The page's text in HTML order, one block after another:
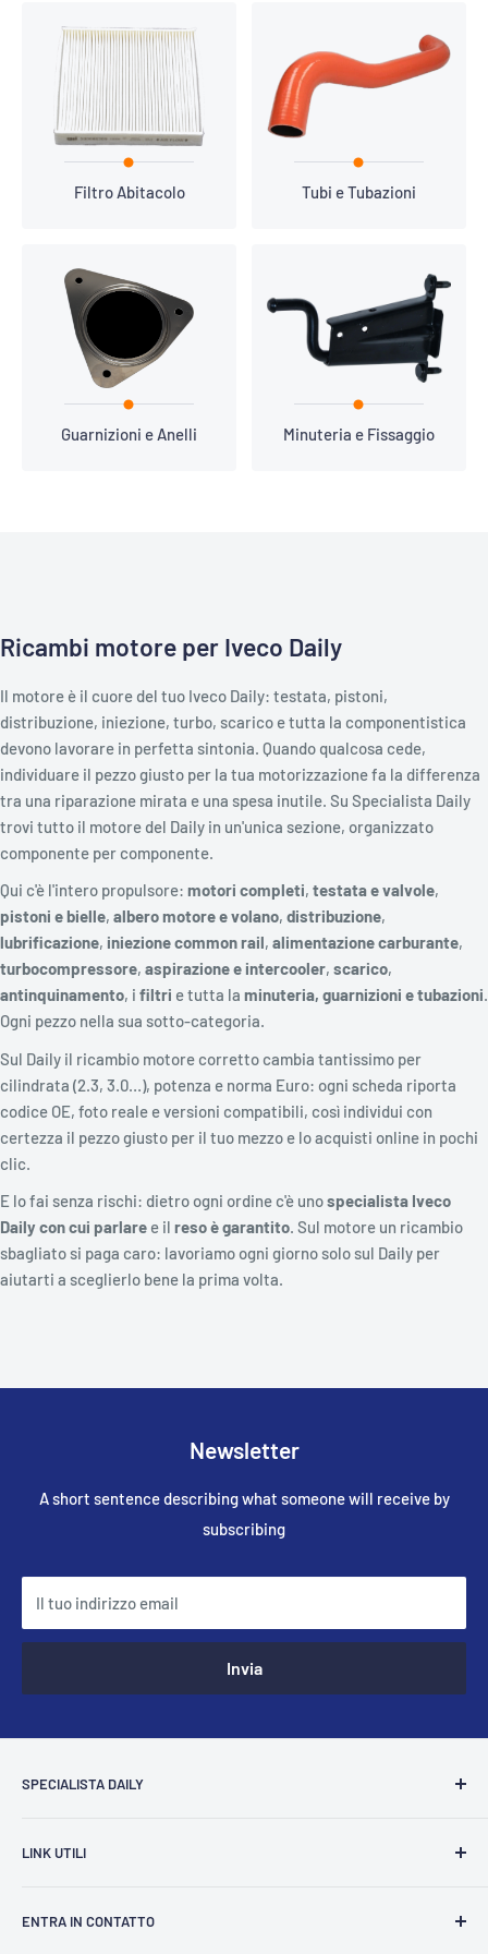
Filtro Abitacolo Tubi e Tubazioni
Guarnizioni e Anelli Minuteria e Fissaggio
Ricambi motore per Iveco Daily
Il motore è il cuore del tuo Iveco Daily: testata, pistoni,
distribuzione, iniezione, turbo, scarico e tutta la componentistica
devono lavorare in perfetta sintonia. Quando qualcosa cede,
individuare il pezzo giusto per la tua motorizzazione fa la differenza
tra una riparazione mirata e una spesa inutile. Su Specialista Daily
trovi tutto il motore del Daily in un'unica sezione, organizzato
componente per componente.
Qui c'è l'intero propulsore: motori completi, testata e valvole,
pistoni e bielle, albero motore e volano, distribuzione,
lubrificazione, iniezione common rail, alimentazione carburante,
turbocompressore, aspirazione e intercooler, scarico,
antinquinamento, i filtri e tutta la minuteria, guarnizioni e tubazioni.
Ogni pezzo nella sua sotto-categoria.
Sul Daily il ricambio motore corretto cambia tantissimo per
cilindrata (2.3, 3.0…), potenza e norma Euro: ogni scheda riporta
codice OE, foto reale e versioni compatibili, così individui con
certezza il pezzo giusto per il tuo mezzo e lo acquisti online in pochi
clic.
E lo fai senza rischi: dietro ogni ordine c'è unospecialista Iveco
Daily con cui parlare e il reso è garantito. Sul motore un ricambio
sbagliato si paga caro: lavoriamo ogni giorno solo sul Daily per
aiutarti a sceglierlo bene la prima volta.
Newsletter
A short sentence describing what someone will receive by
subscribing
Il tuo indirizzo email
Invia
SPECIALISTA DAILY
Catalogo Ricambi Daily
Cookie Police
LINK UTILI
Blog
ENTRA IN CONTATTO